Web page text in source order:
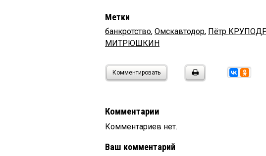
Метки
банкротство, Омскавтодор, Пётр
МИТРЮШКИН
Комментировать
Комментарии
Комментариев нет.
Ваш комментарий